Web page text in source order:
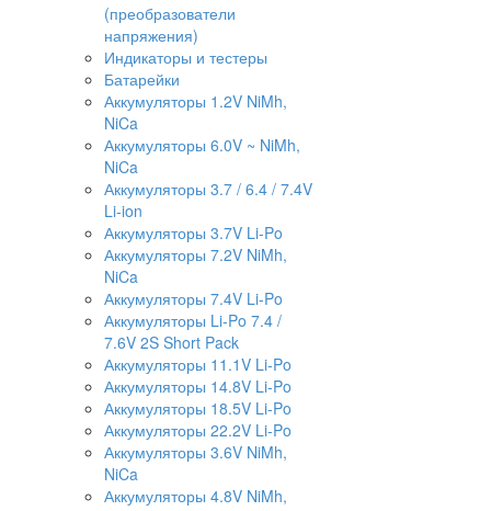
(преобразователи
напряжения)
Индикаторы и тестеры
Батарейки
Аккумуляторы 1.2V NiMh,
NiCa
Аккумуляторы 6.0V ~ NiMh,
NiCa
Аккумуляторы 3.7 / 6.4 / 7.4V
Li-ion
Аккумуляторы 3.7V Li-Po
Аккумуляторы 7.2V NiMh,
NiCa
Аккумуляторы 7.4V Li-Po
Аккумуляторы Li-Po 7.4 /
7.6V 2S Short Pack
Аккумуляторы 11.1V Li-Po
Аккумуляторы 14.8V Li-Po
Аккумуляторы 18.5V Li-Po
Аккумуляторы 22.2V Li-Po
Аккумуляторы 3.6V NiMh,
NiCa
Аккумуляторы 4.8V NiMh,